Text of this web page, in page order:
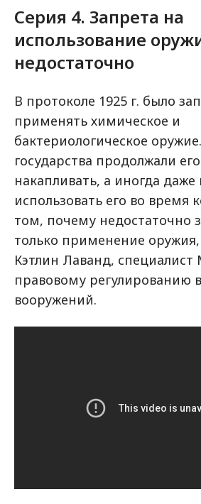
Серия 4. Запрета на
использование
недостаточно
В протоколе 1925 г. было
применять химическое и
бактериологическое
государства продолжали
накапливать, а иногда даже
использовать его во время
том, почему недостаточно
только применение оружия,
Кэтлин Лаванд,
правовому регулированию
вооружений.